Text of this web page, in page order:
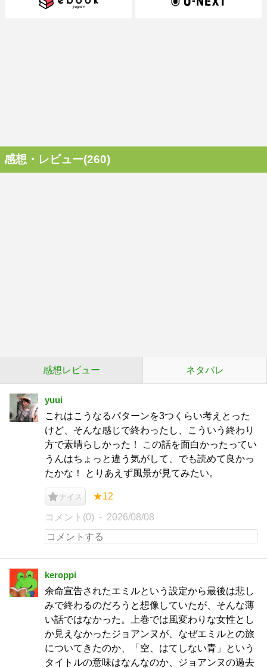
感想・レビュー(260)
感想レビュー ネタバレ
yuui
これはこうなるパターンを3つくらい考えとった
けど、そんな感じで終わったし、こういう終わり
方で素晴らしかった！ この話を面白かったってい
うんはちょっと違う気がして、でも読めて良かっ
たかな！ とりあえず風景が見てみたい。
ナイス ★12
コメント(0) 2026/08/08
keroppi
余命宣告されたエミルという設定から最後は悲し
みで終わるのだろうと想像していたが、そんな薄
い話ではなかった。上巻では風変わりな女性とし
か見えなかったジョアンヌが、なぜエミルとの旅
についてきたのか、「空、はてしない青」という
タイトルの意味はなんなのか、ジョアンヌの過去